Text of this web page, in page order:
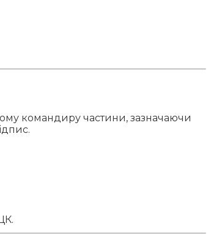
командиру частини, зазначаючи